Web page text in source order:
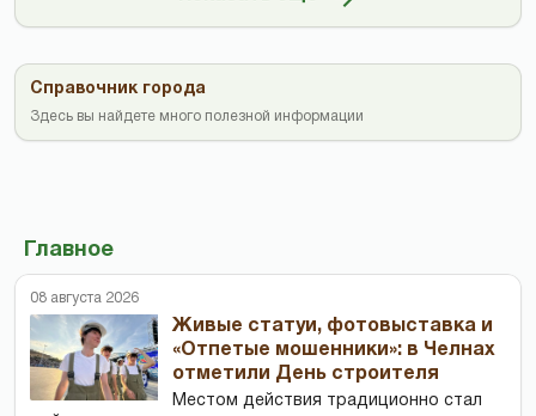
Справочник города
Здесь вы найдете много полезной информации
Главное
08 августа 2026
Живые статуи, фотовыставка и
«Отпетые мошенники»: в Челнах
отметили День строителя
Местом действия традиционно стал